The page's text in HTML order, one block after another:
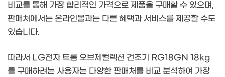
비교를 통해 가장 합리적인 가격으로 제품을 구매할 수 있으며,
판매처에서는 온라인몰과는 다른 혜택과 서비스를 제공할 수도
있습니다.
따라서 LG전자 트롬 오브제컬렉션 건조기 RG18GN 18kg
를 구매하려는 사용자는 다양한 판매처를 비교 분석하여 가장